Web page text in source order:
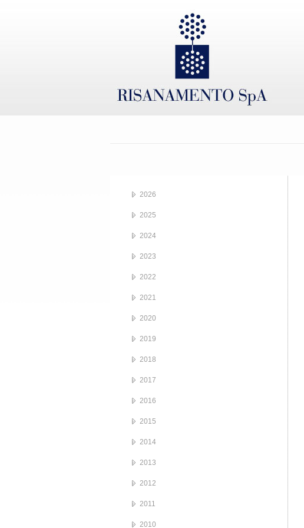
2026
2025
2024
2023
2022
2021
2020
2019
2018
2017
2016
2015
2014
2013
2012
2011
2010